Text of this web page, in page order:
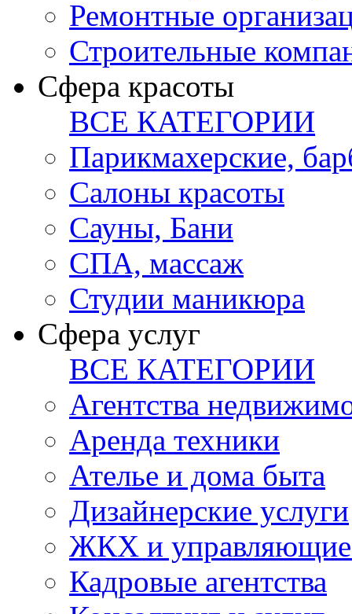
Ремонтные
Строительные
Сфера красоты
ВСЕ КАТЕГОРИИ
Парикмахерские,
Салоны красоты
Сауны, Бани
СПА, массаж
Студии маникюра
Сфера услуг
ВСЕ КАТЕГОРИИ
Агентства
Аренда техники
Ателье и дома быта
Дизайнерские услуги
ЖКХ и управляющие
Кадровые агентства